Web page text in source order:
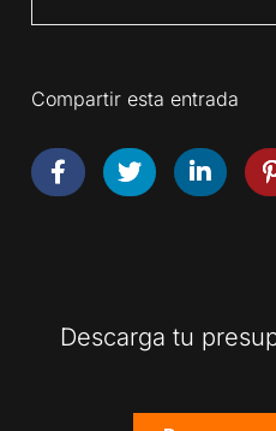
Compartir esta entrada
Descarga tu